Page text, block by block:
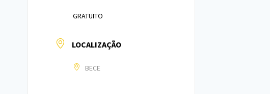
GRATUITO
LOCALIZAÇÃO
BECE